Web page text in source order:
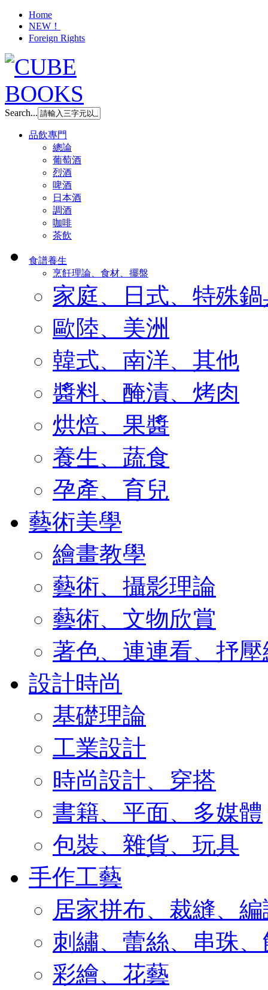
Home
NEW！
Foreign Rights
Search...
品飲專門
總論
葡萄酒
烈酒
啤酒
日本酒
調酒
咖啡
茶飲
食譜養生
烹飪理論、食材、擺盤
家庭、日式、特殊鍋
歐陸、美洲
韓式、南洋、其他
醬料、醃漬、烤肉
烘焙、果醬
養生、蔬食
孕產、育兒
藝術美學
繪畫教學
藝術、攝影理論
藝術、文物欣賞
著色、連連看、抒
設計時尚
基礎理論
工業設計
時尚設計、穿搭
書籍、平面、多媒體
包裝、雜貨、玩具
手作工藝
居家拼布、裁縫、
刺繡、蕾絲、串珠
彩繪、花藝